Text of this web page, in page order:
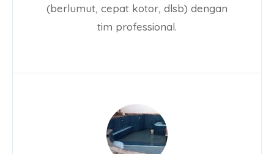
(berlumut, cepat kotor, dlsb) dengan
tim professional.